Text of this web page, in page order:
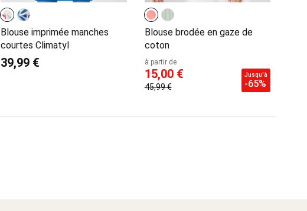
Blouse imprimée manches
courtes Climatyl
39,99 €
Blouse brodée en gaze de
coton
à partir de
15,00 €
45,99 €
Jusqu'à
-65%